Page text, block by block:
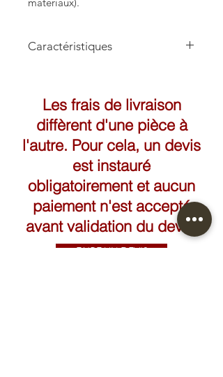
Caractéristiques
Les frais de livraison
diffèrent d'une pièce à
l'autre. Pour cela, un devis
est instauré
obligatoirement et aucun
paiement n'est accepté
avant validation du devis.
FAIRE UN DEVIS